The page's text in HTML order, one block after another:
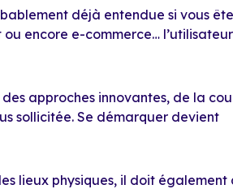
déjà entendue si vous
encore e-commerce…
approches innovantes, de la
sollicitée. Se démarquer devient
lieux physiques, il doit également